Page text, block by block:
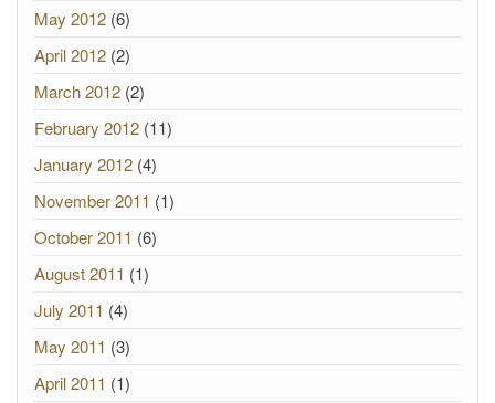
May 2012 (6)
April 2012 (2)
March 2012 (2)
February 2012 (11)
January 2012 (4)
November 2011 (1)
October 2011 (6)
August 2011 (1)
July 2011 (4)
May 2011 (3)
April 2011 (1)